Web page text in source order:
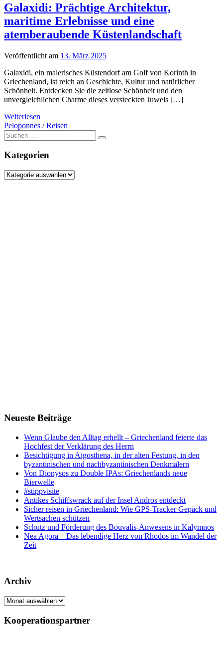
Galaxidi: Prächtige Architektur,
maritime Erlebnisse und eine
atemberaubende Küstenlandschaft
Veröffentlicht am 13. März 2025
Galaxidi, ein malerisches Küstendorf am Golf von Korinth in
Griechenland, ist reich an Geschichte, Kultur und natürlicher
Schönheit. Entdecken Sie die zeitlose Schönheit und den
unvergleichlichen Charme dieses versteckten Juwels […]
Weiterlesen
Peloponnes /Reisen
Suche
nach:
Kategorien
Kategorien
Neueste Beiträge
Wenn Glaube den Alltag erhellt – Griechenland feierte das
Hochfest der Verklärung des Herrn
Besichtigung in Aigosthena, in der alten Festung, in den
byzantinischen und nachbyzantinischen Denkmälern
Von Dionysos zu Double IPAs: Griechenlands neue
Bierwelle
#stippvisite
Antikes Schiffswrack auf der Insel Andros entdeckt
Sicher reisen in Griechenland: Wie GPS-Tracker Gepäck und
Wertsachen schützen
Schutz und Förderung des Bouvalis-Anwesens in Kalymnos
Nea Agora – Das lebendige Herz von Rhodos im Wandel der
Zeit
Archiv
Archiv
Kooperationspartner